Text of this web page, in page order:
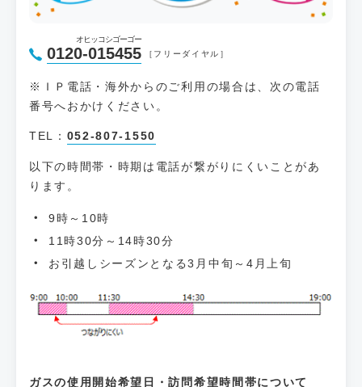
0120-015455
オヒッコシゴーゴー
［フリーダイヤル］
※ＩＰ電話・海外からのご利用の場合は、次の電話
番号へおかけください。
TEL： 052-807-1550
以下の時間帯・時期は電話が繋がりにくいことがあ
ります。
9時～10時
11時30分～14時30分
お引越しシーズンとなる3月中旬～4月上旬
ガスの使用開始希望日・訪問希望時間帯について